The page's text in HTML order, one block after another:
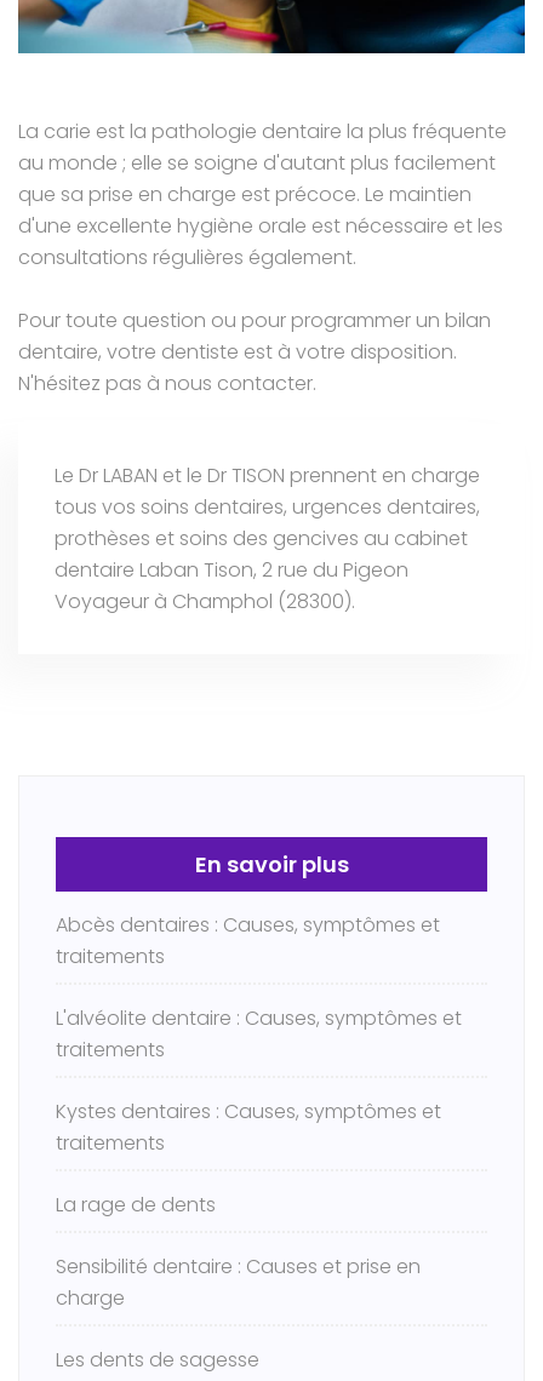
La carie est la pathologie dentaire la plus fréquente
au monde ; elle se soigne d'autant plus facilement
que sa prise en charge est précoce. Le maintien
d'une excellente hygiène orale est nécessaire et les
consultations régulières également.
Pour toute question ou pour programmer un bilan
dentaire, votre dentiste est à votre disposition.
N'hésitez pas à nous contacter.
Le Dr LABAN et le Dr TISON prennent en charge
tous vos soins dentaires, urgences dentaires,
prothèses et soins des gencives au cabinet
dentaire Laban Tison, 2 rue du Pigeon
Voyageur à Champhol (28300).
En savoir plus
Abcès dentaires : Causes, symptômes et
traitements
L'alvéolite dentaire : Causes, symptômes et
traitements
Kystes dentaires : Causes, symptômes et
traitements
La rage de dents
Sensibilité dentaire : Causes et prise en
charge
Les dents de sagesse